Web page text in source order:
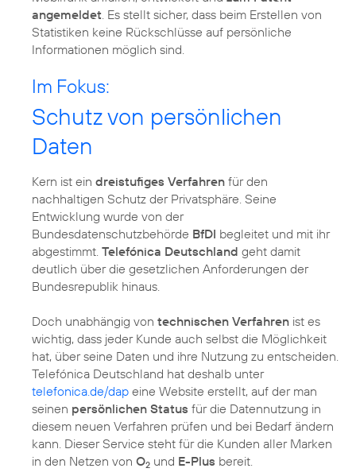
angemeldet . Es stellt sicher, dass beim Erstellen von
Statistiken keine Rückschlüsse auf persönliche
Informationen möglich sind.
Im Fokus:
Schutz von persönlichen
Daten
Kern ist ein dreistufiges Verfahren für den
nachhaltigen Schutz der Privatsphäre. Seine
Entwicklung wurde von der
Bundesdatenschutzbehörde BfDI begleitet und mit ihr
abgestimmt. Telefónica Deutschland geht damit
deutlich über die gesetzlichen Anforderungen der
Bundesrepublik hinaus.
Doch unabhängig von technischen Verfahren ist es
wichtig, dass jeder Kunde auch selbst die Möglichkeit
hat, über seine Daten und ihre Nutzung zu entscheiden.
Telefónica Deutschland hat deshalb unter
telefonica.de/dap eine Website erstellt, auf der man
seinen persönlichen Status für die Datennutzung in
diesem neuen Verfahren prüfen und bei Bedarf ändern
kann. Dieser Service steht für die Kunden aller Marken
in den Netzen von O2 und E-Plus bereit.